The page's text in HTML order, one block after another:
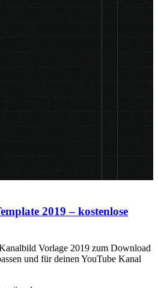
2019 – kostenlose
Vorlage 2019 zum Download
und für deinen YouTube Kanal